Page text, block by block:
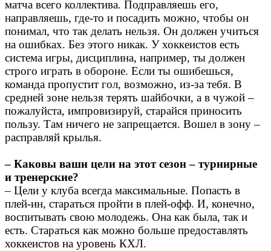
матча всего коллектива. Подправляешь его,
направляешь, где-то и посадить можно, чтобы он
понимал, что так делать нельзя. Он должен учиться
на ошибках. Без этого никак. У хоккеистов есть
система игры, дисциплина, например, ты должен
строго играть в обороне. Если ты ошибешься,
команда пропустит гол, возможно, из-за тебя. В
средней зоне нельзя терять шайбочки, а в чужой –
пожалуйста, импровизируй, старайся приносить
пользу. Там ничего не запрещается. Вошел в зону –
расправляй крылья.
– Каковы ваши цели на этот сезон – турнирные
и тренерские?
– Цели у клуба всегда максимальные. Попасть в
плей-ин, стараться пройти в плей-офф. И, конечно,
воспитывать свою молодежь. Она как была, так и
есть. Стараться как можно больше предоставлять
хоккеистов на уровень КХЛ.